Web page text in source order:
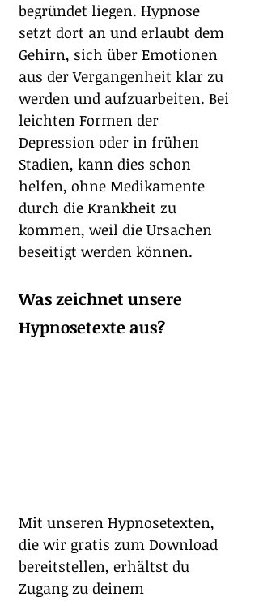
begründet liegen. Hypnose
setzt dort an und erlaubt dem
Gehirn, sich über Emotionen
aus der Vergangenheit klar zu
werden und aufzuarbeiten. Bei
leichten Formen der
Depression oder in frühen
Stadien, kann dies schon
helfen, ohne Medikamente
durch die Krankheit zu
kommen, weil die Ursachen
beseitigt werden können.
Was zeichnet unsere
Hypnosetexte aus?
Mit unseren Hypnosetexten,
die wir gratis zum Download
bereitstellen, erhältst du
Zugang zu deinem